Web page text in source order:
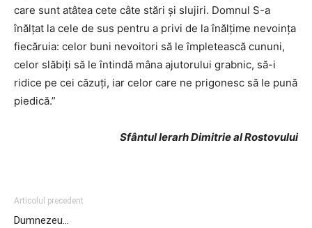
care sunt atâtea cete câte stări și slujiri. Domnul S-a
înălțat la cele de sus pentru a privi de la înălțime nevoința
fiecăruia: celor buni nevoitori să le împletească cununi,
celor slăbiți să le întindă mâna ajutorului grabnic, să-i
ridice pe cei căzuți, iar celor care ne prigonesc să le pună
piedică.”
Sfântul Ierarh Dimitrie al Rostovului
Articolul precedent
Dumnezeu…